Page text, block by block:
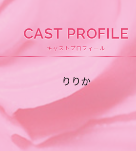
CAST PROFILE
キャストプロフィール
りりか